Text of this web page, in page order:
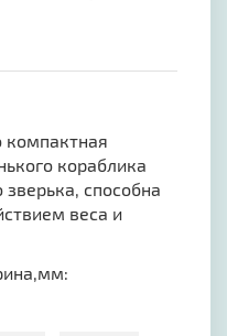
компактная
кораблика
зверька, способна
веса и